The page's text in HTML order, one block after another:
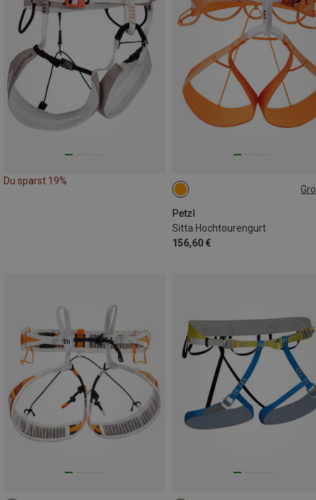
Du sparst 19%
Petzl
Sitta Hochtourengurt
156,60 €
65-71CM
77-84CM